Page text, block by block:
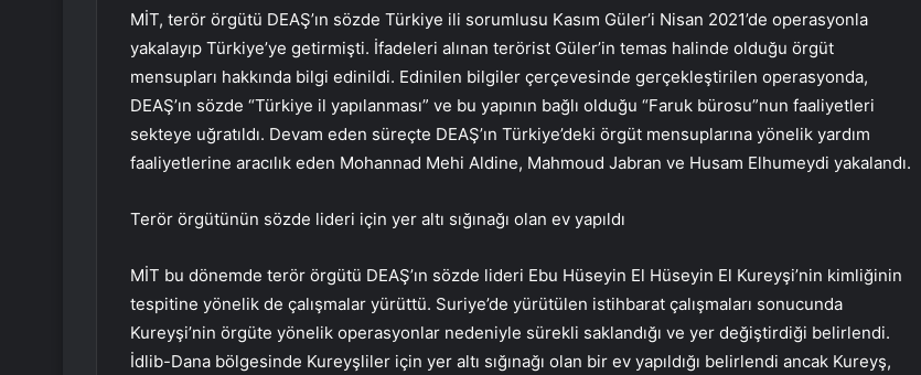
MİT, terör örgütü DEAŞ’ın sözde Türkiye ili sorumlusu Kasım Güler’i Nisan 2021’de operasyonla
yakalayıp Türkiye’ye getirmişti. İfadeleri alınan terörist Güler’in temas halinde olduğu örgüt
mensupları hakkında bilgi edinildi. Edinilen bilgiler çerçevesinde gerçekleştirilen operasyonda,
DEAŞ’ın sözde “Türkiye il yapılanması” ve bu yapının bağlı olduğu “Faruk bürosu”nun faaliyetleri
sekteye uğratıldı. Devam eden süreçte DEAŞ’ın Türkiye’deki örgüt mensuplarına yönelik yardım
faaliyetlerine aracılık eden Mohannad Mehi Aldine, Mahmoud Jabran ve Husam Elhumeydi yakalandı.
Terör örgütünün sözde lideri için yer altı sığınağı olan ev yapıldı
MİT bu dönemde terör örgütü DEAŞ’ın sözde lideri Ebu Hüseyin El Hüseyin El Kureyşi’nin kimliğinin
tespitine yönelik de çalışmalar yürüttü. Suriye’de yürütülen istihbarat çalışmaları sonucunda
Kureyşi’nin örgüte yönelik operasyonlar nedeniyle sürekli saklandığı ve yer değiştirdiği belirlendi.
İdlib-Dana bölgesinde Kureyşliler için yer altı sığınağı olan bir ev yapıldığı belirlendi ancak Kureyş,